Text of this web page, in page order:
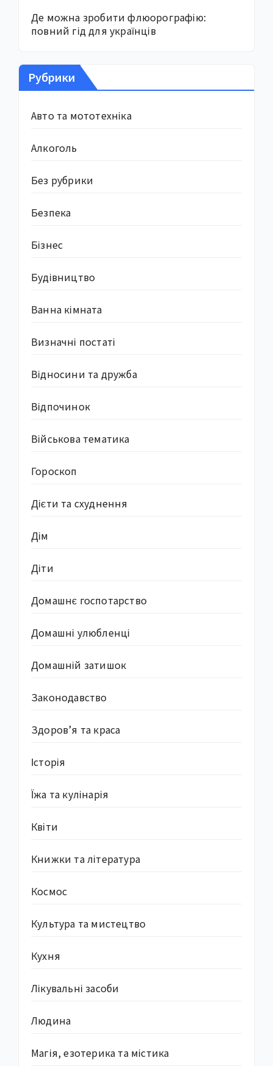
Де можна зробити флюорографію:
повний гід для українців
Рубрики
Авто та мототехніка
Алкоголь
Без рубрики
Безпека
Бізнес
Будівництво
Ванна кімната
Визначні постаті
Відносини та дружба
Відпочинок
Військова тематика
Гороскоп
Дієти та схуднення
Дім
Діти
Домашнє госпотарство
Домашні улюбленці
Домашній затишок
Законодавство
Здоров’я та краса
Історія
Їжа та кулінарія
Квіти
Книжки та література
Космос
Культура та мистецтво
Кухня
Лікувальні засоби
Людина
Магія, езотерика та містика